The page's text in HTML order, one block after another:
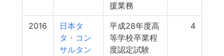
援業務
2016
日本タ
タ・コン
サルタン
平成28年度高
等学校卒業程
度認定試験
4